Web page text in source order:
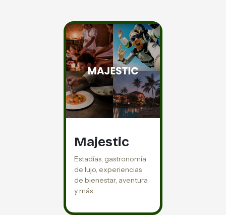
Majestic
Estadías, gastronomía
de lujo, experiencias
de bienestar, aventura
y más